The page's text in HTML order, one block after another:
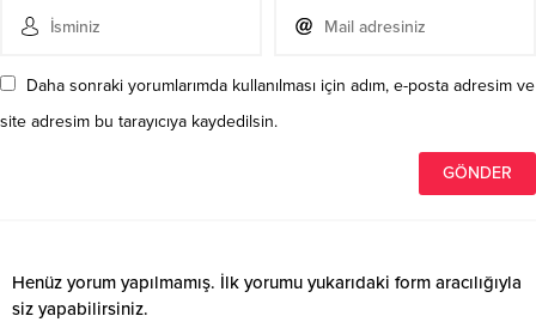
Daha sonraki yorumlarımda kullanılması için adım, e-posta adresim ve
site adresim bu tarayıcıya kaydedilsin.
Henüz yorum yapılmamış. İlk yorumu yukarıdaki form aracılığıyla
siz yapabilirsiniz.